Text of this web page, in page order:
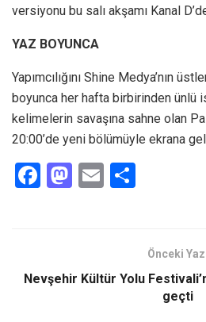
versiyonu bu salı akşamı Kanal
YAZ BOYUNCA
Yapımcılığını Shine Medya’nın
boyunca her hafta birbirinden ünlü
kelimelerin savaşına sahne olan
20:00’de yeni bölümüyle ekrana
F
o
M
d
E
Önceki
Nevşehir Kültür Yolu
geçti